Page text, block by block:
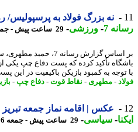
نه بزرگ فولاد به پرسپولیس/
7
-ورزشی-29 ساعت پیش - جمعه 16 مرداد 1405، 16:05
بر اساس گزارش رسانه 7، حمید
تأکید کرده که پست دفاع چپ یکی
به کمبود بازیکن باکیفیت در این پست در
-مطهری- نقاط قوت-دفاع چپ -بازیکن
عکس | اقامه نماز جمعه تبریز
-سیاسی-29 ساعت پیش - جمعه 16 مرداد 1405، 15:47